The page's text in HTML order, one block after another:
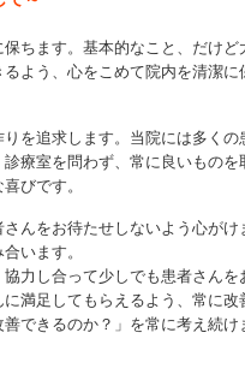
ちます。基本的なこと、だけど
よう、心をこめて院内を清潔
を追求します。当院には多く
療室を問わず、常に良いもの
びです。
んをお待たせしないよう心が
います。
力し合って少しでも患者さん
満足してもらえるよう、常に
できるのか？」を常に考え続け